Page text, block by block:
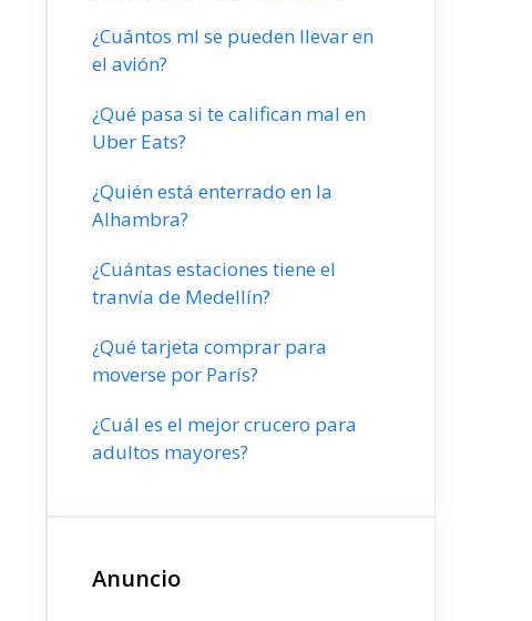
¿Cuántos ml se pueden llevar en
el avión?
¿Qué pasa si te califican mal en
Uber Eats?
¿Quién está enterrado en la
Alhambra?
¿Cuántas estaciones tiene el
tranvía de Medellín?
¿Qué tarjeta comprar para
moverse por París?
¿Cuál es el mejor crucero para
adultos mayores?
Anuncio